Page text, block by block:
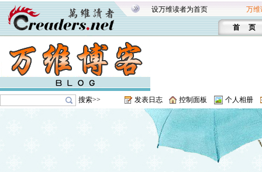
设万维读者为首页 万维
首 页
搜索>> 发表日志 控制面板 个人相册